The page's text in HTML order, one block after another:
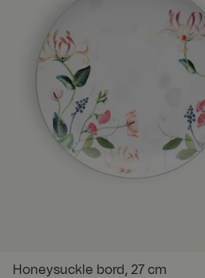
Honeysuckle bord, 27 cm